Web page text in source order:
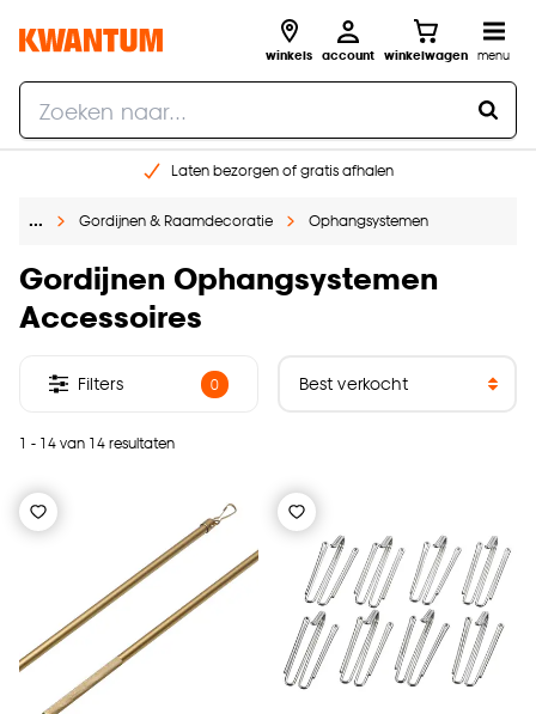
winkels account winkelwagen menu
Laten bezorgen of gratis afhalen
Gratis raam advies en opmeten aan huis
… Gordijnen & Raamdecoratie Ophangsystemen
Gordijnen Ophangsystemen
Accessoires
1 - 14 van 14 resultaten
Filters 0